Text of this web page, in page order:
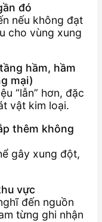
đó
nếu không đạt
cho vùng xung
hầm, hầm
mại)
“lẫn” hơn, đặc
vật kim loại.
thêm không
gây xung đột,
vực
đến nguồn
từng ghi nhận